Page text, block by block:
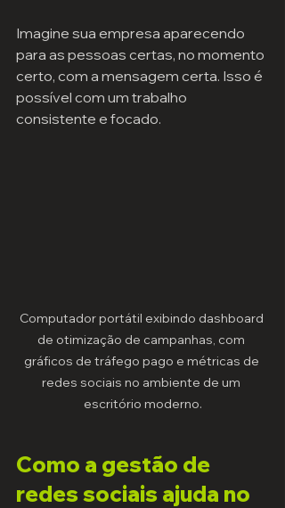
Imagine sua empresa aparecendo
para as pessoas certas, no momento
certo, com a mensagem certa. Isso é
possível com um trabalho
consistente e focado.
Computador portátil exibindo dashboard
de otimização de campanhas, com
gráficos de tráfego pago e métricas de
redes sociais no ambiente de um
escritório moderno.
Como a gestão de
redes sociais ajuda no